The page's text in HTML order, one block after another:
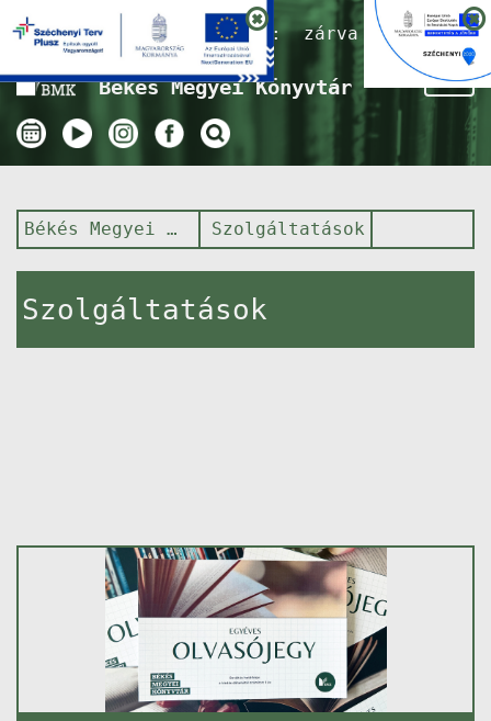
Nyitvatartás ma:zárva
Békés Megyei Könyvtár
Békés Megyei Könyvtár Szolgáltatások
Szolgáltatások